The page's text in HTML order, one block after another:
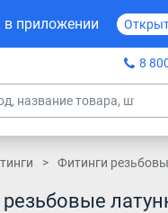
приложении
8
Фитинги